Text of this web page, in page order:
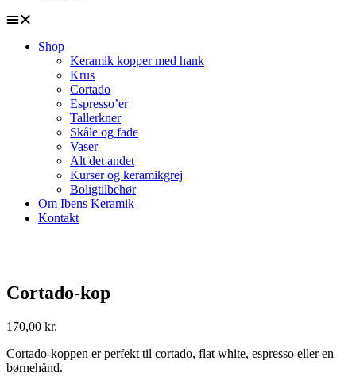
Shop
Keramik kopper med hank
Krus
Cortado
Espresso’er
Tallerkner
Skåle og fade
Vaser
Alt det andet
Kurser og keramikgrej
Boligtilbehør
Om Ibens Keramik
Kontakt
Cortado-kop
170,00 kr.
Cortado-koppen er perfekt til cortado, flat white, espresso eller en
børnehånd.